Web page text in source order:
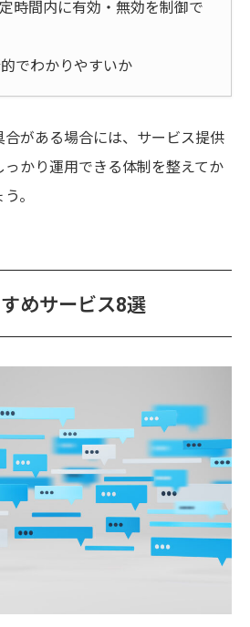
時間内に有効・無効を制御で
でわかりやすいか
がある場合には、サービス提供
かり運用できる体制を整えてか
。
めサービス8選